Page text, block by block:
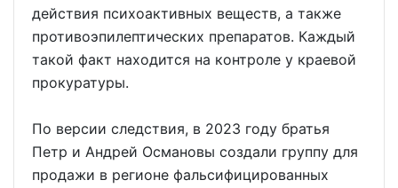
действия психоактивных веществ, а также
противоэпилептических препаратов. Каждый
такой факт находится на контроле у краевой
прокуратуры.
По версии следствия, в 2023 году братья
Петр и Андрей Османовы создали группу для
продажи в регионе фальсифицированных